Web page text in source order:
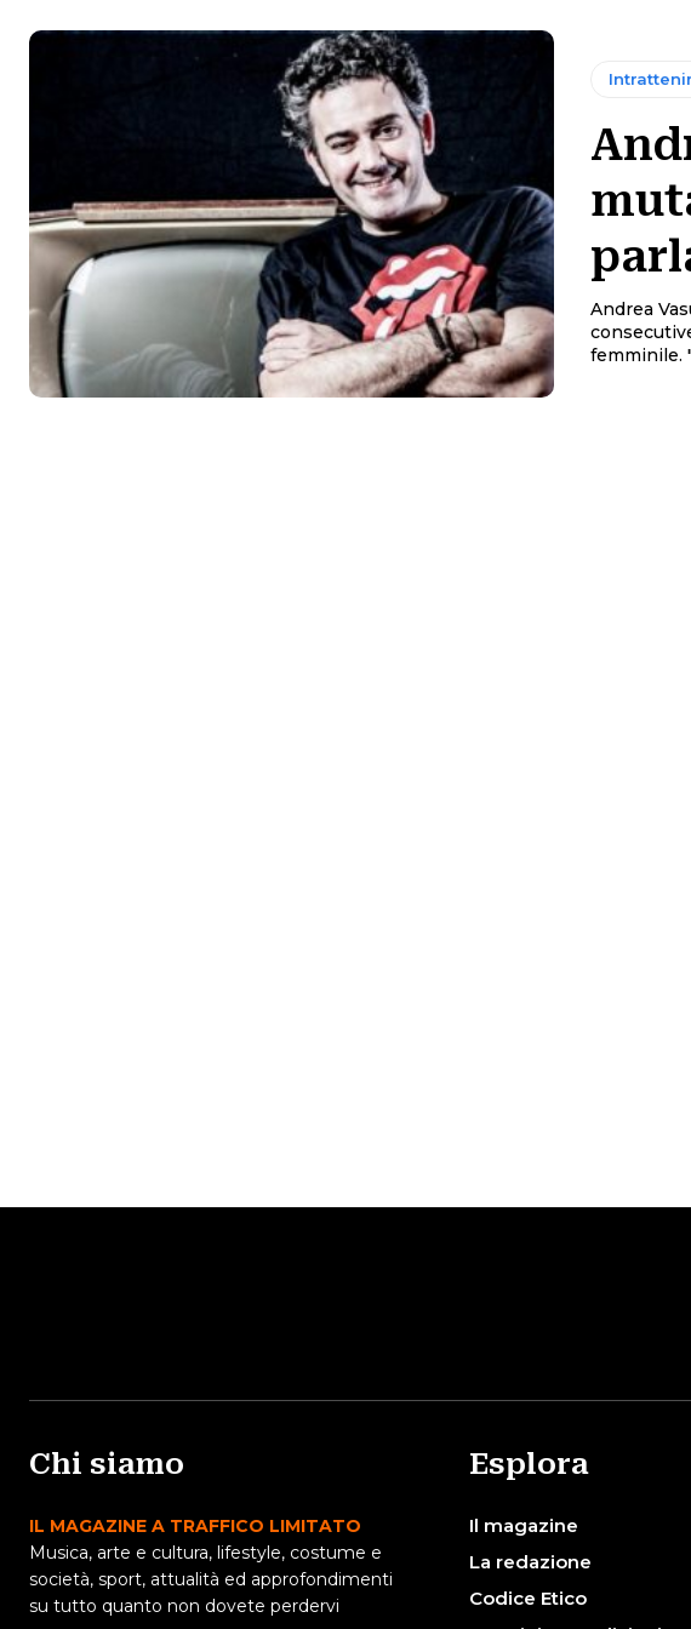
Andrea
Chi siamo
IL MAGAZINE A TRAFFICO LIMITATO
Musica, arte e cultura, lifestyle, costume e
società, sport, attualità ed approfondimenti
su tutto quanto non dovete perdervi
Esplora
Il magazine
La redazione
Codice Etico